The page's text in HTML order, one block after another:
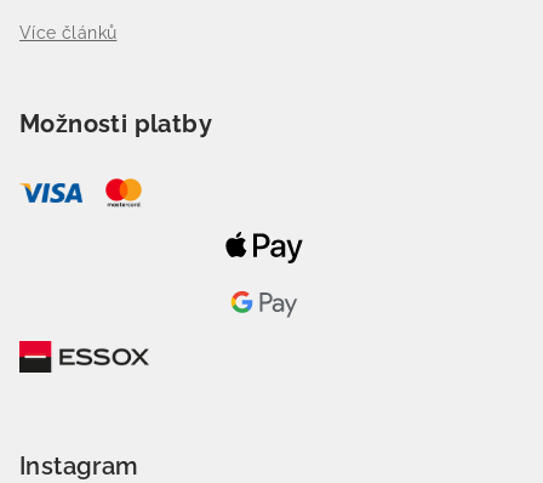
Více článků
Možnosti platby
Instagram